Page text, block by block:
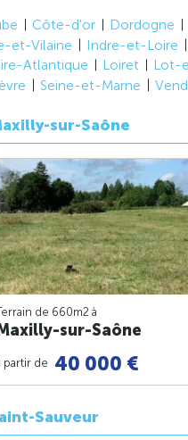
Côte-d'or Dordogne
et-Vilaine
Indre-et-Loire
Atlantique
Loiret Lot-
Seine-et-Marne
sur-Saône
de 660m2 à
sur-Saône
partir de 40 000 €
Sauveur